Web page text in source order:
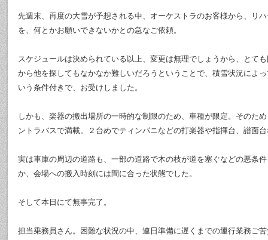
先週末、再度の大雪が予想される中、オーケストラのお客様から、リ
を、何とかお願いできないかとの急なご依頼。
スケジュールは決められている以上、変更は無理でしょうから、とて
から他を探してもなかなか難しいだろうということで、積雪状況によ
いう条件付きで、お受けしました。
しかも、楽器の搬出場所の一時的な制限のため、車種が限定。そのた
ントラバスで満載。２台めでティンパニなどの打楽器や指揮台、譜面
実は車庫の周辺の道路も、一部の道路で木の枝が道を塞ぐなどの悪条
か、会場への搬入時刻には間に合った状態でした。
そして本日にて無事完了。
担当乗務員さん。困難な状況の中、連日準備に遅くまでの運行業務ご